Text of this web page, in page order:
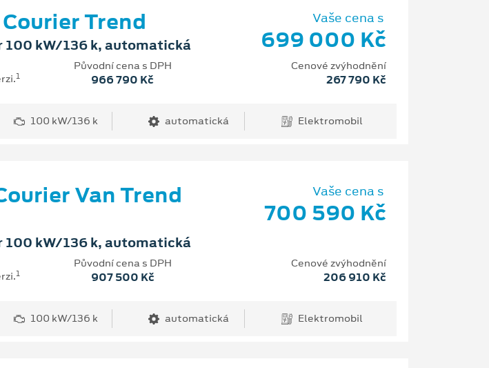
Trend
100 kW/136 k, automatická
Vaše cena s
699 000 Kč
1
Původní cena s DPH
966 790 Kč
Cenové zvýhodnění
267 790 Kč
100 kW/136 k automatická Elektromobil
Van Trend
100 kW/136 k, automatická
Vaše cena s
700 590 Kč
1
Původní cena s DPH
907 500 Kč
Cenové zvýhodnění
206 910 Kč
100 kW/136 k automatická Elektromobil